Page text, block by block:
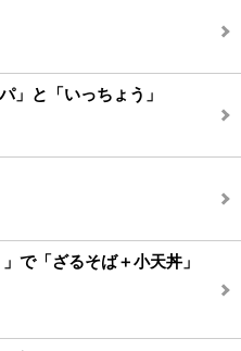
」と「いっちょう」
で「ざるそば＋小天丼」